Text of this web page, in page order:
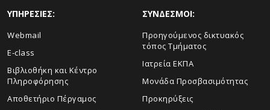
ΥΠΗΡΕΣΙΕΣ:
Webmail
E-class
Βιβλιοθήκη και Κέντρο
Πληροφόρησης
Αποθετήριο Πέργαμος
ΣΥΝΔΕΣΜΟΙ:
Προηγούμενος δικτυακός
τόπος Τμήματος
Ιατρεία ΕΚΠΑ
Μονάδα Προσβασιμότητας
Προκηρύξεις